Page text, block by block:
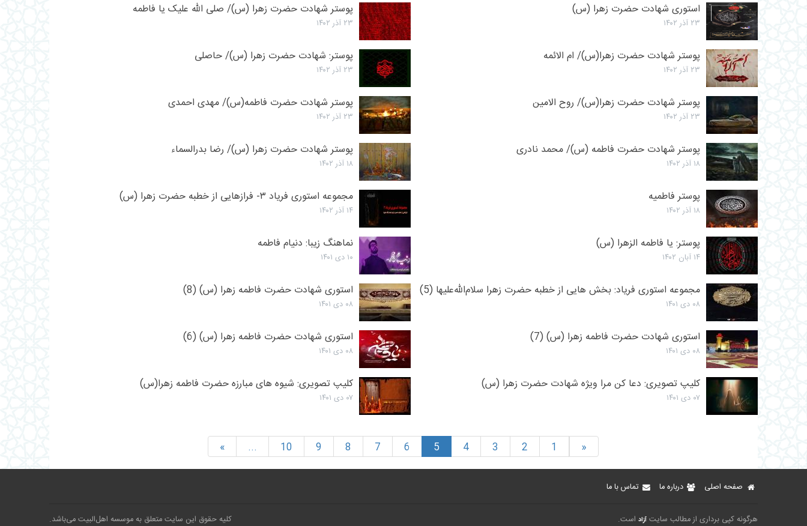
استوری شهادت حضرت زهرا (س)
۲۳ آذر ۱۴۰۲
پوستر شهادت حضرت زهرا (س)/ صلی الله علیک یا فاطمه
۲۳ آذر ۱۴۰۲
پوستر شهادت حضرت زهرا(س)/ ام الائمه
۲۳ آذر ۱۴۰۲
پوستر: شهادت حضرت زهرا (س)/ حاصلی
۲۳ آذر ۱۴۰۲
پوستر شهادت حضرت زهرا(س)/ روح الامین
۲۳ آذر ۱۴۰۲
پوستر شهادت حضرت فاطمه(س)/ مهدی احمدی
۲۳ آذر ۱۴۰۲
پوستر شهادت حضرت فاطمه (س)/ محمد نادری
۱۸ آذر ۱۴۰۲
پوستر شهادت حضرت زهرا (س)/ رضا بدرالسماء
۱۸ آذر ۱۴۰۲
پوستر فاطمیه
۱۸ آذر ۱۴۰۲
مجموعه استوری فریاد ۳- فرازهایی از خطبه حضرت زهرا (س)
۱۴ آذر ۱۴۰۲
پوستر: یا فاطمه الزهرا (س)
۱۴ آبان ۱۴۰۲
نماهنگ زیبا: دنیام فاطمه
۱۰ دی ۱۴۰۱
مجموعه استوری فریاد: بخش هایی از خطبه حضرت زهرا سلام‌الله‌علیها (5)
۰۸ دی ۱۴۰۱
استوری شهادت حضرت فاطمه زهرا (س) (8)
۰۸ دی ۱۴۰۱
استوری شهادت حضرت فاطمه زهرا (س) (7)
۰۸ دی ۱۴۰۱
استوری شهادت حضرت فاطمه زهرا (س) (6)
۰۸ دی ۱۴۰۱
کلیپ تصویری: دعا کن مرا ویژه شهادت حضرت زهرا (س)
۰۷ دی ۱۴۰۱
کلیپ تصویری: شیوه های مبارزه حضرت فاطمه زهرا(س)
۰۷ دی ۱۴۰۱
«
1
2
3
4
5
6
7
8
9
10
...
»
صفحه اصلی درباره ما تماس با ما
هرگونه کپی برداری از مطالب سایت آزاد است. کلیه حقوق این سایت متعلق به موسسه اهل‌البیت می‌باشد.